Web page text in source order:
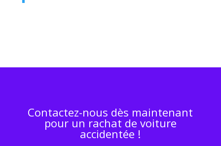
Contactez-nous dès maintenant
pour un rachat de voiture
accidentée !